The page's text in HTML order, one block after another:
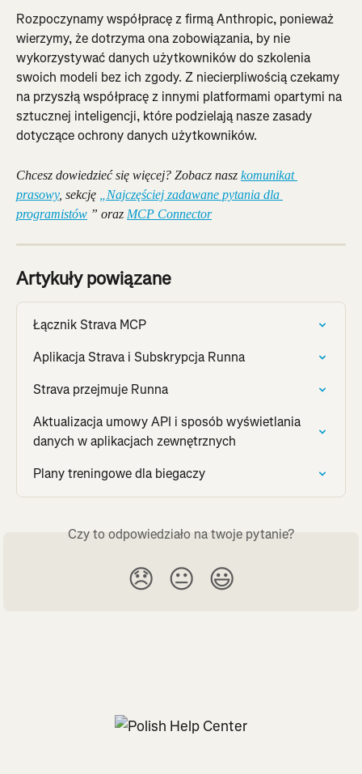
Rozpoczynamy współpracę z firmą Anthropic, ponieważ
wierzymy, że dotrzyma ona zobowiązania, by nie
wykorzystywać danych użytkowników do szkolenia
swoich modeli bez ich zgody. Z niecierpliwością czekamy
na przyszłą współpracę z innymi platformami opartymi na
sztucznej inteligencji, które podzielają nasze zasady
dotyczące ochrony danych użytkowników.
Chcesz dowiedzieć się więcej? Zobacz nasz komunikat
prasowy, sekcję
„Najczęściej zadawane pytania dla
programistów ” oraz MCP Connector
Artykuły powiązane
Łącznik Strava MCP
Aplikacja Strava i Subskrypcja Runna
Strava przejmuje Runna
Aktualizacja umowy API i sposób wyświetlania
danych w aplikacjach zewnętrznych
Plany treningowe dla biegaczy
Czy to odpowiedziało na twoje pytanie?
😞 😐 😃